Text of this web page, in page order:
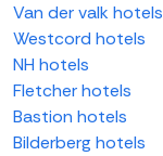
Van der valk hotels
Westcord hotels
NH hotels
Fletcher hotels
Bastion hotels
Bilderberg hotels